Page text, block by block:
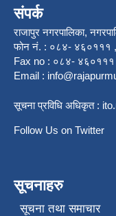
संपर्क
राजापुर नगरपालिका,
फोन नं. : ०८४- ४६०१११
Fax no : ०८४- ४६०१११
Email :
सूचना प्रविधि अधिकृत :
Follow Us on Twitter
सूचनाहरु
सूचना तथा समाचार